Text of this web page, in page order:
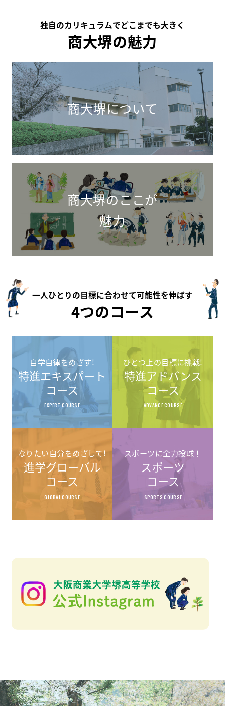
独自のカリキュラムでどこまでも大きく
商大堺の魅力
商大堺について
商大堺のここが
魅力
一人ひとりの目標に合わせて可能性を伸ばす
4つのコース
自学自律をめざす!
特進エキスパート
コース
EXPERT COURSE
ひとつ上の目標に挑戦!
特進アドバンス
コース
ADVANCE COURSE
なりたい自分をめざして!
進学グローバル
コース
GLOBAL COURSE
スポーツに全力投球！
スポーツ
コース
SPORTS COURSE